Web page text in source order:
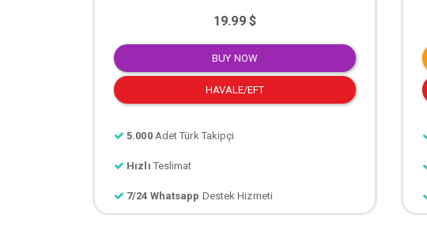
19.99 $
BUY NOW
HAVALE/EFT
5.000 Adet Türk Takipçi
Hızlı Teslimat
7/24 Whatsapp Destek Hizmeti